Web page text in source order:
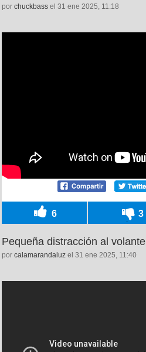
por chuckbass el 31 ene 2025, 11:18
6 3
Pequeña distracción al volante
por calamarandaluz el 31 ene 2025, 11:40